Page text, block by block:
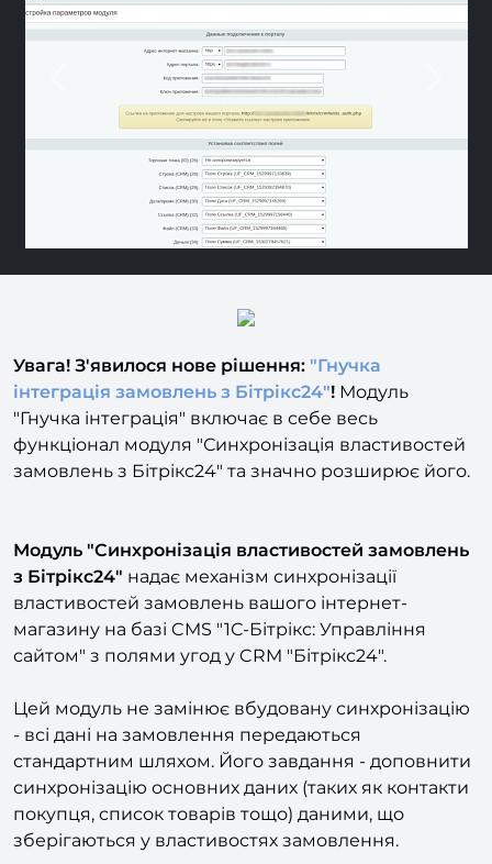
Увага! З'явилося нове рішення:"Гнучка
інтеграція замовлень з Бітрікс24" Модуль
"Гнучка інтеграція" включає в себе весь
функціонал модуля "Синхронізація властивостей
Модуль "Синхронізація властивостей замовлень
з Бітрікс24"надає механізм синхронізації
властивостей замовлень вашого інтернет-
магазину на базі CMS "1С-Бітрікс: Управління
Цей модуль не замінює вбудовану синхронізацію
- всі дані на замовлення передаються
стандартним шляхом. Його завдання - доповнити
синхронізацію основних даних (таких як контакти
покупця, список товарів тощо) даними, що